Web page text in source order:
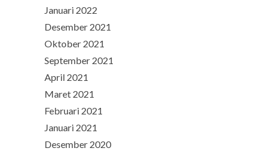
Januari 2022
Desember 2021
Oktober 2021
September 2021
April 2021
Maret 2021
Februari 2021
Januari 2021
Desember 2020